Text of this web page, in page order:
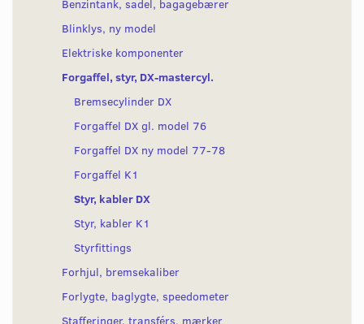
Benzintank, sadel, bagagebærer
Blinklys, ny model
Elektriske komponenter
Forgaffel, styr, DX-mastercyl.
Bremsecylinder DX
Forgaffel DX gl. model 76
Forgaffel DX ny model 77-78
Forgaffel K1
Styr, kabler DX
Styr, kabler K1
Styrfittings
Forhjul, bremsekaliber
Forlygte, baglygte, speedometer
Stafferinger, transférs, mærker